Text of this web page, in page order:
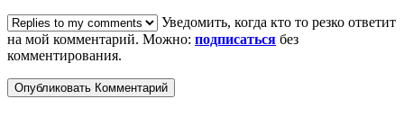
Уведомить, когда кто то резко ответит
на мой комментарий. Можно: подписаться без
комментирования.